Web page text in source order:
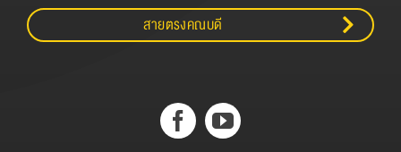
สายตรงคณบดี